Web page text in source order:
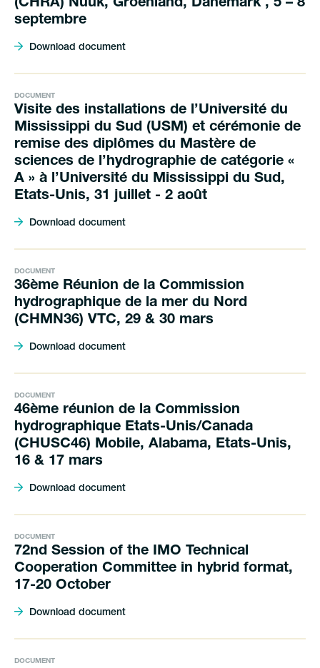
(CHRA) Nuuk, Groenland, Danemark , 5 – 8
septembre
Download document
DOCUMENT
Visite des installations de l’Université du
Mississippi du Sud (USM) et cérémonie de
remise des diplômes du Mastère de
sciences de l’hydrographie de catégorie «
A » à l’Université du Mississippi du Sud,
Etats-Unis, 31 juillet - 2 août
Download document
DOCUMENT
36ème Réunion de la Commission
hydrographique de la mer du Nord
(CHMN36) VTC, 29 & 30 mars
Download document
DOCUMENT
46ème réunion de la Commission
hydrographique Etats-Unis/Canada
(CHUSC46) Mobile, Alabama, Etats-Unis,
16 & 17 mars
Download document
DOCUMENT
72nd Session of the IMO Technical
Cooperation Committee in hybrid format,
17-20 October
Download document
DOCUMENT